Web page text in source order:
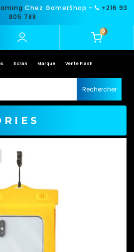
Chez GamerShop -
+216 93
805 788
0
Ecran Marque Vente Flash
Rechercher